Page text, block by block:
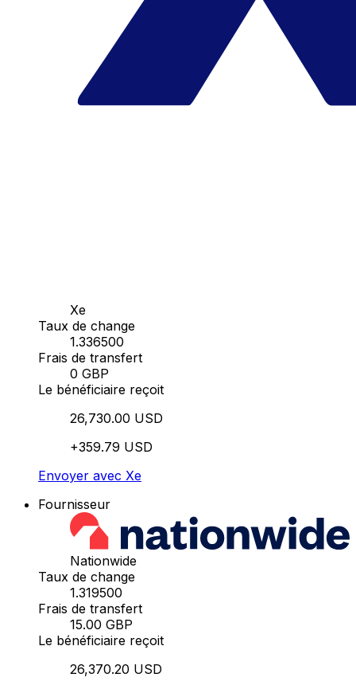
Xe
Taux de change
1.336500
Frais de transfert
0 GBP
Le bénéficiaire reçoit
26,730.00 USD
+359.79 USD
Envoyer avec Xe
Fournisseur
Nationwide
Taux de change
1.319500
Frais de transfert
15.00 GBP
Le bénéficiaire reçoit
26,370.20 USD